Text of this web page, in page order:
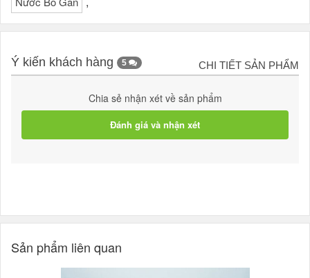
Ý kiến khách hàng 5 CHI TIẾT SẢN PHẨM
Chia sẻ nhận xét về sản phẩm
Đánh giá và nhận xét
Sản phẩm liên quan